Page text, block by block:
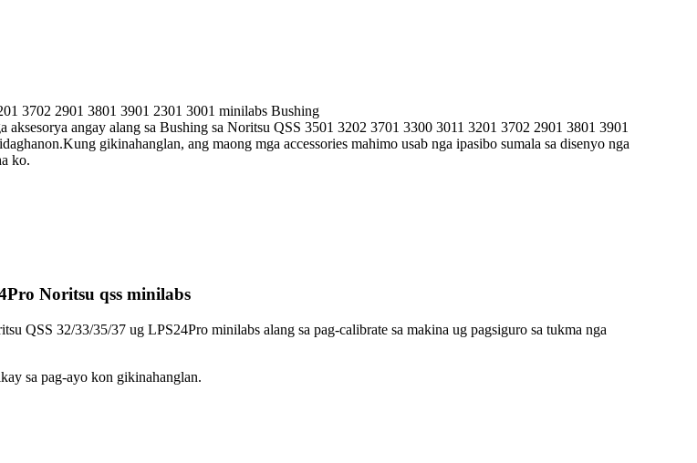
3702 2901 3801 3901 2301 3001 minilabs Bushing
angay alang sa Bushing sa Noritsu QSS 3501 3202 3701 3300 3011 3201 3702 2901 3801 3901
gikinahanglan, ang maong mga accessories mahimo usab nga ipasibo sumala sa disenyo nga
ko.
Noritsu qss minilabs
QSS 32/33/35/37 ug LPS24Pro minilabs alang sa pag-calibrate sa makina ug pagsiguro sa tukma nga
sa pag-ayo kon gikinahanglan.